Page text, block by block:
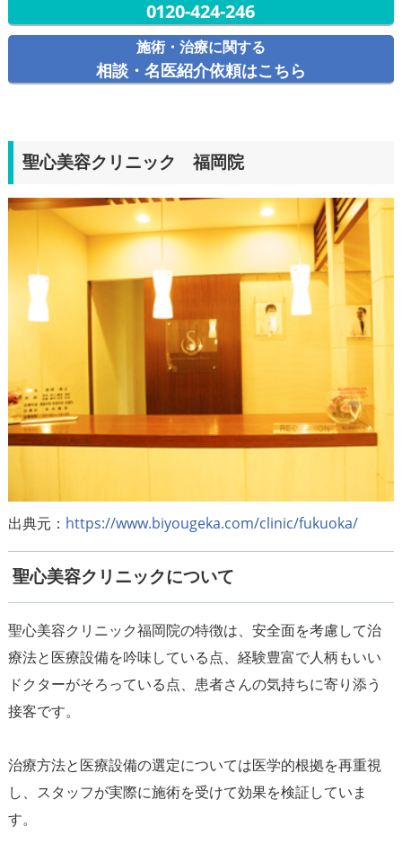
0120-424-246
施術・治療に関する
相談・名医紹介依頼はこちら
聖心美容クリニック 福岡院
出典元： https://www.biyougeka.com/clinic/fukuoka/
聖心美容クリニックについて
聖心美容クリニック福岡院の特徴は、安全面を考慮して治
療法と医療設備を吟味している点、経験豊富で人柄もいい
ドクターがそろっている点、患者さんの気持ちに寄り添う
接客です。
治療方法と医療設備の選定については医学的根拠を再重視
し、スタッフが実際に施術を受けて効果を検証していま
す。